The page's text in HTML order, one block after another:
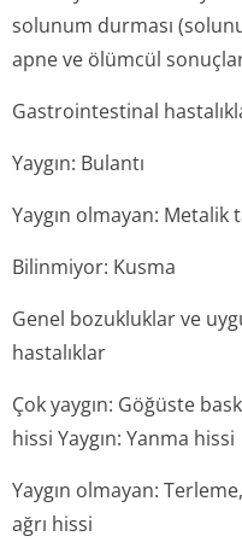
solunum durması
apne ve ölümcül
Gastrointestinal
Yaygın: Bulantı
Yaygın olmayan: Metalik
Bilinmiyor: Kusma
Genel bozukluklar ve
hastalıklar
Çok yaygın: Göğüste
hissi Yaygın: Yanma hissi
Yaygın olmayan:
ağrı hissi